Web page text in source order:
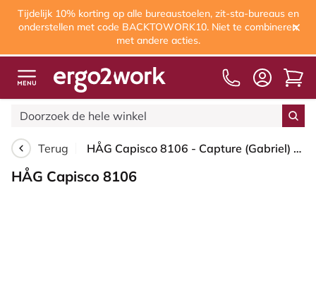
Tijdelijk 10% korting op alle bureaustoelen, zit-sta-bureaus en
onderstellen met code BACKTOWORK10. Niet te combineren
met andere acties.
Terug HÅG Capisco 8106 - Capture (Gabriel) - Wol / Polyamide - CPT5101 - Green-grey - Framekleur - Blush Rose - Gasveer - 200 mm (Zithoogte 46-64cm) - Vloercontact - Zachte wielen t.b.v. harde vloeren - Voetenring - Ja, in framekleur - Voetster - Nee, voetst...
HÅG Capisco 8106